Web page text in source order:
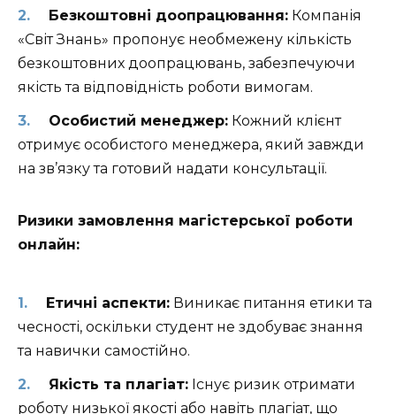
Безкоштовні доопрацювання:Компанія
«Світ Знань» пропонує необмежену кількість
безкоштовних доопрацювань, забезпечуючи
якість та відповідність роботи вимогам.
Особистий менеджер:Кожний клієнт
отримує особистого менеджера, який завжди
на зв’язку та готовий надати консультації.
Ризики замовлення магістерської роботи
онлайн:
Етичні аспекти:Виникає питання етики та
чесності, оскільки студент не здобуває знання
та навички самостійно.
Якість та плагіат:Існує ризик отримати
роботу низької якості або навіть плагіат, що